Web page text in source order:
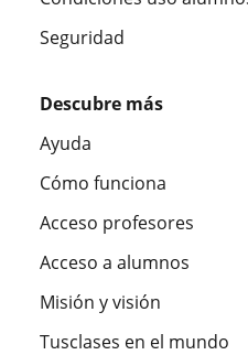
Seguridad
Descubre más
Ayuda
Cómo funciona
Acceso profesores
Acceso a alumnos
Misión y visión
Tusclases en el mundo